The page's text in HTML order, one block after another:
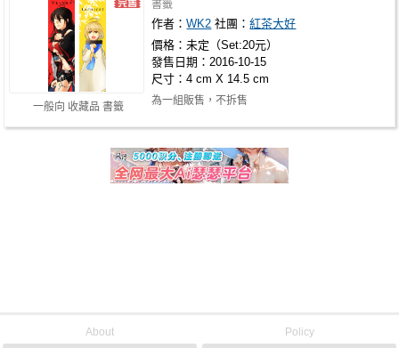
一般向 收藏品 書籤
書籤
作者：WK2 社團：紅茶大好
價格：未定（Set:20元）
發售日期：2016-10-15
尺寸：4 cm X 14.5 cm
為一組販售，不拆售
About Policy